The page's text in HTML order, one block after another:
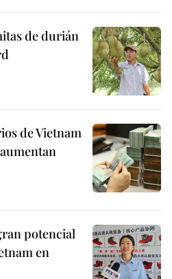
de durián
de Vietnam
potencial
en